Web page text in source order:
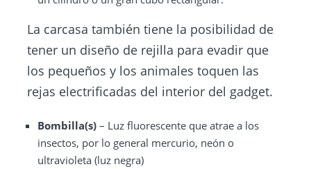
La carcasa también tiene la posibilidad de
tener un diseño de rejilla para evadir que
los pequeños y los animales toquen las
rejas electrificadas del interior del gadget.
Bombilla(s)– Luz fluorescente que atrae a los
insectos, por lo general mercurio, neón o
ultravioleta (luz negra)